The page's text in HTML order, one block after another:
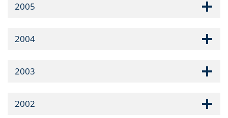
2005
2004
2003
2002